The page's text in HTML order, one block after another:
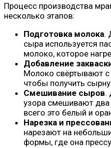
Процесс производства
несколько этапов:
Подготовка молока.
сыра используется
молоко, которое
Добавление
Молоко свёртывают
чтобы получить
Смешивание сыров.
узора смешивают
всего это белый и
Нарезка и
нарезают на
формы, где она